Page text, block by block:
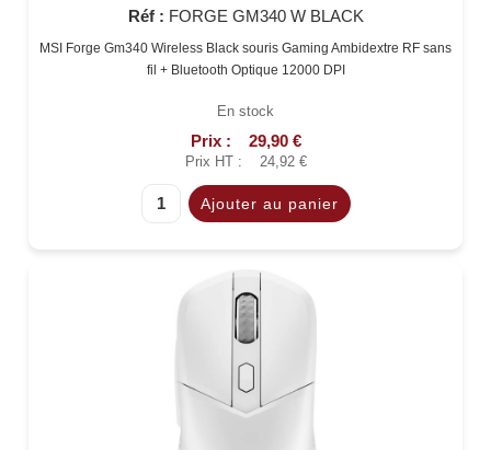
Réf : FORGE GM340 W BLACK
MSI Forge Gm340 Wireless Black souris Gaming Ambidextre RF sans
fil + Bluetooth Optique 12000 DPI
En stock
Prix : 29,90 €
Prix HT : 24,92 €